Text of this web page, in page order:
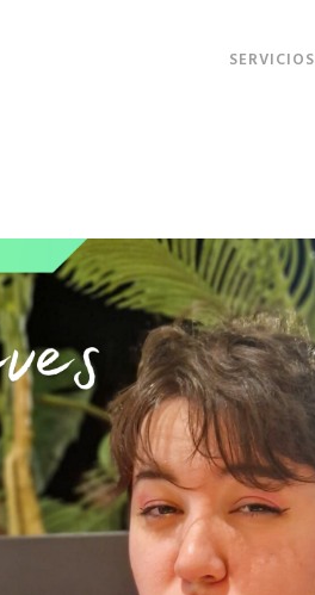
SERVICIOS